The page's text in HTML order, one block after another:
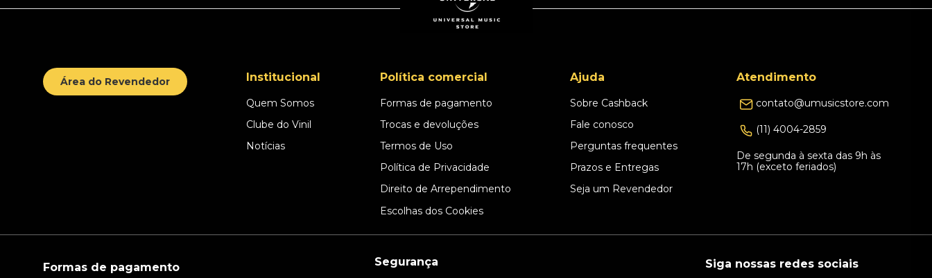
Área do Revendedor Institucional
Quem Somos
Clube do Vinil
Notícias
Política comercial
Formas de pagamento
Trocas e devoluções
Termos de Uso
Política de Privacidade
Direito de Arrependimento
Escolhas dos Cookies
Ajuda
Sobre Cashback
Fale conosco
Perguntas frequentes
Prazos e Entregas
Seja um Revendedor
Atendimento
contato@umusicstore.com
(11) 4004-2859
De segunda à sexta das 9h às
17h (exceto feriados)
Formas de pagamento Segurança Siga nossas redes sociais